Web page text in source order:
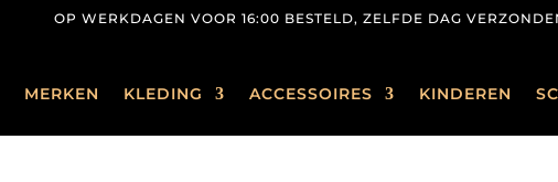
OP WERKDAGEN VOOR 16:00 BESTELD, ZELFDE DAG
MERKEN KLEDING ACCESSOIRES KINDEREN